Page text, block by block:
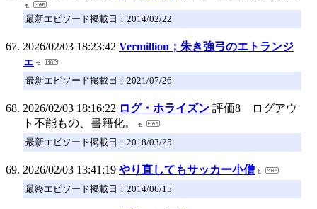
最新エピソード掲載日：2014/02/22
2026/02/03 18:23:42 Vermillion；朱き強弓のエトランジ
ェ
最新エピソード掲載日：2021/07/26
2026/02/03 18:16:22 ログ・ホライズン 評価8 ログアウ
ト不能もの、書籍化。
最新エピソード掲載日：2018/03/25
2026/02/03 13:41:19 やり直してもサッカー小僧
最終エピソード掲載日：2014/06/15